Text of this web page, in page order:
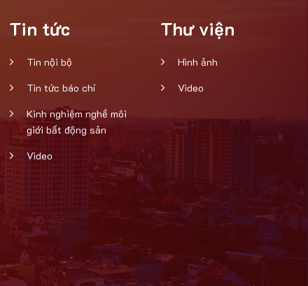
Tin tức
Tin nội bộ
Tin tức báo chí
Kinh nghiệm nghề môi
giới bất động sản
Video
Thư viện
Hình ảnh
Video